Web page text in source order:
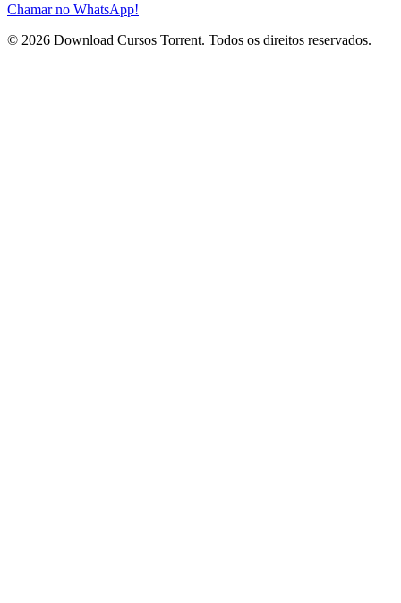
Chamar no WhatsApp!
© 2026 Download Cursos Torrent. Todos os direitos reservados.